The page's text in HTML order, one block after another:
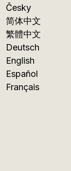
Česky
简体中文
繁體中文
Deutsch
English
Español
Français